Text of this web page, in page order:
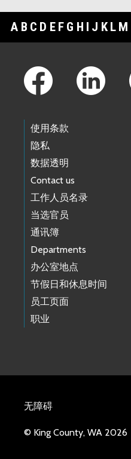
A B C D E F G H I J K L M
使用条款
隐私
数据透明
Contact us
工作人员名录
当选官员
通讯簿
Departments
办公室地点
节假日和休息时间
员工页面
职业
无障碍
© King County, WA 2026